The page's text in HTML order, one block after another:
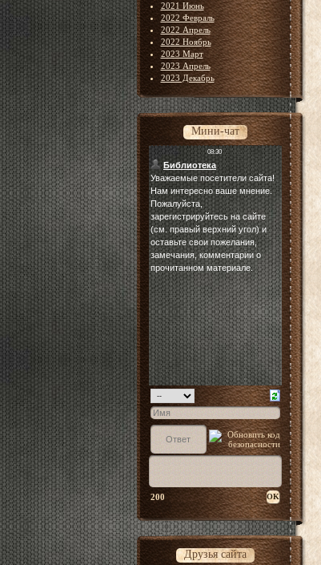
2021 Июнь
2022 Февраль
2022 Апрель
2022 Ноябрь
2023 Март
2023 Апрель
2023 Декабрь
Мини-чат
200
Друзья сайта